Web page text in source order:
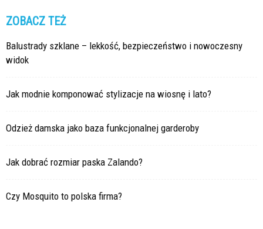
ZOBACZ TEŻ
Balustrady szklane – lekkość, bezpieczeństwo i nowoczesny
widok
Jak modnie komponować stylizacje na wiosnę i lato?
Odzież damska jako baza funkcjonalnej garderoby
Jak dobrać rozmiar paska Zalando?
Czy Mosquito to polska firma?